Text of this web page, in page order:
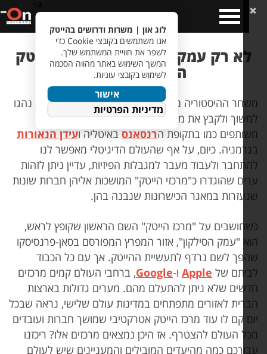
Open
Menu
רק עמק הסילקון – מרכזי ההייטק
המובילים בעולם
ההיסטוריה מהפכות אינטלקטואליות וטכנולוגיות נהגו
ולקבץ את מירב הכישרונות והמוחות למרחבים
כמו בתקופת הרנסאנסבאיטליה ועידן הנאורות
כיום, על אף שהעולם הדיגיטלי מאפשר לנו
ולעבוד מעבר למגבלות הפיזיות, עדיין ניתן לזהות
שהוגדרו כ"מרכזי הייטק" המושכות אליהן חברות שונות
במאגר הכישרונות שנבנה בהן.
על "מרכז הייטק" השם הראשון שקופץ לראש,
"עמק הסילקון", אזור המפרץ המפורסם בסאן-פרנסיסקו
לשם נרדף לתעשיית ההייטק. אך עם כל הכבוד
של Appleו-Google, ברחבי העולם קמים מרכזים
שלא ניתן להתעלם מהם. מערים גדולות בארצות
לאזורים מתפתחים במדינות עולם שלישי, נראה שבכל
קם לו עוד מרכז הייטק אטרקטיבי שמושך חברות ועובדים
העולם להצטרף. אז היכן נמצאים מרכזים אלו? ריכזנו
כמה מהיעדים המובילים והמעניינים שיש לעולם
לוג און | משרות ודרושים בהייטק
אנו משתמשים בקובצי Cookie כדי
לשפר את חוויית המשתמש שלך.
המשך השימוש באתר מהווה הסכמה
לשימוש בקובצי עוגיות.
אישור
מדיניות הפרטיות